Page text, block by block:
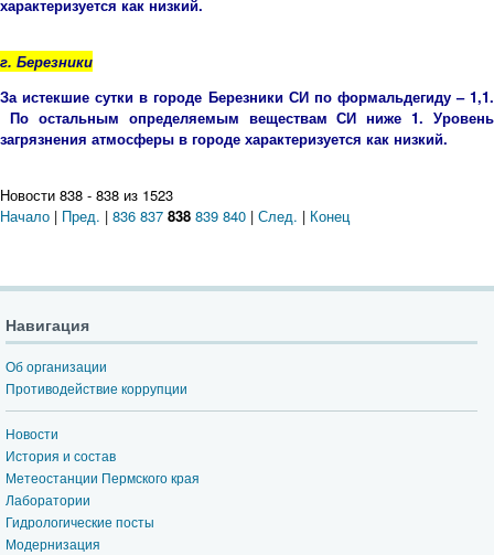
характеризуется как низкий.
г. Березники
За истекшие сутки в городе Березники СИ по формальдегиду – 1,1.
По остальным определяемым веществам СИ ниже 1. Уровень
загрязнения атмосферы в городе характеризуется как низкий.
Новости 838 - 838 из 1523
Начало | Пред. | 836 837 838 839 840 | След. | Конец
Навигация
Об организации
Противодействие коррупции
Новости
История и состав
Метеостанции Пермского края
Лаборатории
Гидрологические посты
Модернизация